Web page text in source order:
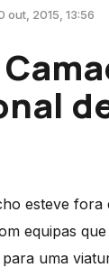
out, 2015, 13:56
esteve
equipas
uma